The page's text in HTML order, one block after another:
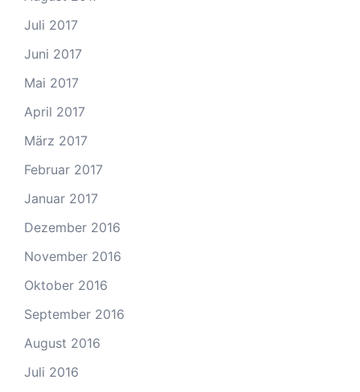
Juli 2017
Juni 2017
Mai 2017
April 2017
März 2017
Februar 2017
Januar 2017
Dezember 2016
November 2016
Oktober 2016
September 2016
August 2016
Juli 2016